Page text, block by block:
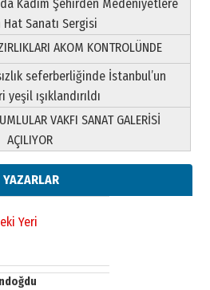
Kadim Şehirden Medeniyetlere
Hat Sanatı Sergisi
AKOM KONTROLÜNDE
seferberliğinde İstanbul’un
yeşil ışıklandırıldı
VAKFI SANAT GALERİSİ
AÇILIYOR
YAZARLAR
KIZI
Perşembe
Sebahattin Şirin’e
Pazartesi
Yeri